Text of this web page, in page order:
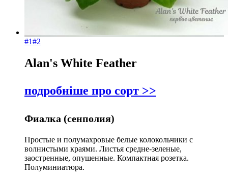
#1#2
Alan's White Feather
подробніше про сорт >>
Фиалка (сенполия)
Простые и полумахровые белые колокольчики с
волнистыми краями. Листья средне-зеленые,
заостренные, опушенные. Компактная розетка.
Полуминиатюра.